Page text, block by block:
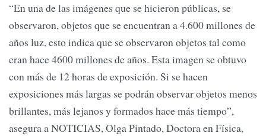
“En una de las imágenes que se hicieron públicas, se
observaron, objetos que se encuentran a 4.600 millones de
años luz, esto indica que se observaron objetos tal como
eran hace 4600 millones de años. Esta imagen se obtuvo
con más de 12 horas de exposición. Si se hacen
exposiciones más largas se podrán observar objetos menos
brillantes, más lejanos y formados hace más tiempo”,
asegura a NOTICIAS, Olga Pintado, Doctora en Física,